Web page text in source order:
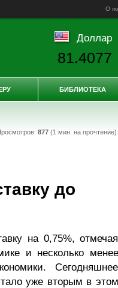
О
877(1 мин. на прочтение)
до
на 0,75%, отмечая
и несколько менее
Сегодняшнее
уже вторым в этом
Доллар
81.4077
БИБЛИОТЕКА